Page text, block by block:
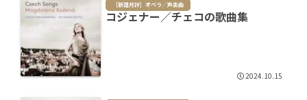
［新譜月評］オペラ／声楽曲
コジェナー／チェコの歌曲集
2024.10.15